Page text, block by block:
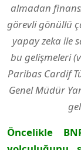
almadan
görevli gönüllü
yapay zeka ile
bu gelişmeleri
Paribas Cardif
Genel Müdür
Öncelikle